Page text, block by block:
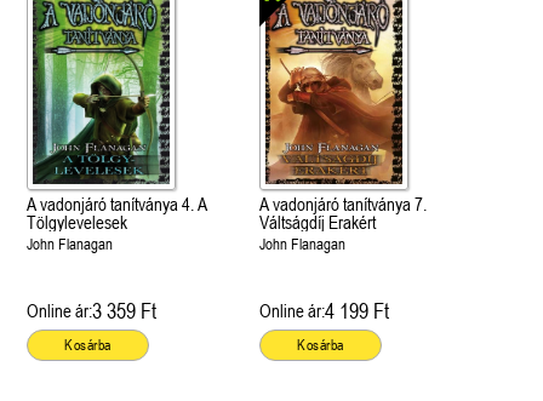
A vadonjáró tanítványa 4. A
Tölgylevelesek
John Flanagan
Online ár:3 359 Ft
Kosárba
A vadonjáró tanítványa 7.
Váltságdíj Erakért
John Flanagan
Online ár:4 199 Ft
Kosárba